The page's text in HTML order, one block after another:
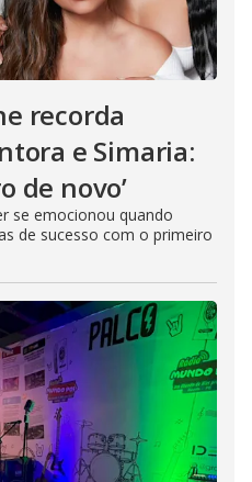
recorda
e Simaria:
de novo’
se emocionou quando
de sucesso com o primeiro